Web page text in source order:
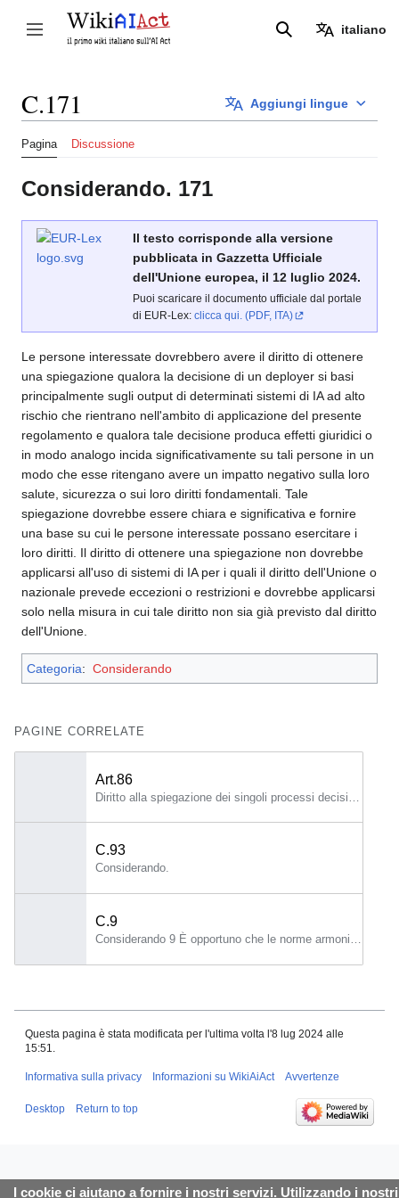
contenuto
Attiva/disattiva la barra laterale Ricerca italiano
Aggiungi lingue
C.171
Pagina Discussione
Considerando. 171
Il testo corrisponde alla versione
pubblicata in Gazzetta Ufficiale
dell'Unione europea, il 12 luglio 2024.
Puoi scaricare il documento ufficiale dal portale
di EUR-Lex: clicca qui. (PDF, ITA)
Le persone interessate dovrebbero avere il diritto di ottenere
una spiegazione qualora la decisione di un deployer si basi
principalmente sugli output di determinati sistemi di IA ad alto
rischio che rientrano nell'ambito di applicazione del presente
regolamento e qualora tale decisione produca effetti giuridici o
in modo analogo incida significativamente su tali persone in un
modo che esse ritengano avere un impatto negativo sulla loro
salute, sicurezza o sui loro diritti fondamentali. Tale
spiegazione dovrebbe essere chiara e significativa e fornire
una base su cui le persone interessate possano esercitare i
loro diritti. Il diritto di ottenere una spiegazione non dovrebbe
applicarsi all'uso di sistemi di IA per i quali il diritto dell'Unione o
nazionale prevede eccezioni o restrizioni e dovrebbe applicarsi
solo nella misura in cui tale diritto non sia già previsto dal diritto
dell'Unione.
Categoria: Considerando
PAGINE CORRELATE
Art.86
C.93
Considerando.
C.9
I cookie ci aiutano a fornire i nostri servizi. Utilizzando i nostri
Questa pagina è stata modificata per l'ultima volta l'8 lug 2024 alle
15:51.
Informativa sulla privacy Informazioni su WikiAiAct Avvertenze
Desktop Return to top